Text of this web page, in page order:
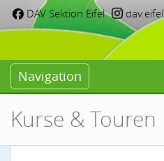
DAV Sektion Eifel
dav.eifel
Navigation
Kurse & Touren